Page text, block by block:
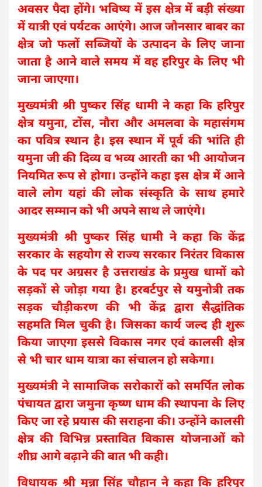
अवसर पैदा होंगे। भविष्य में इस क्षेत्र में बड़ी संख्या
में यात्री एवं पर्यटक आएंगे। आज जौनसार बाबर का
क्षेत्र जो फलों सब्जियों के उत्पादन के लिए जाना
जाता है आने वाले समय में वह हरिपुर के लिए भी
जाना जाएगा।
मुख्यमंत्री श्री पुष्कर सिंह धामी ने कहा कि हरिपुर
क्षेत्र यमुना, टोंस, नौरा और अमलवा के महासंगम
का पवित्र स्थान है। इस स्थान में पूर्व की भांति ही
यमुना जी की दिव्य व भव्य आरती का भी आयोजन
नियमित रूप से होगा। उन्होंने कहा इस क्षेत्र में आने
वाले लोग यहां की लोक संस्कृति के साथ हमारे
आदर सम्मान को भी अपने साथ ले जाएंगे।
मुख्यमंत्री श्री पुष्कर सिंह धामी ने कहा कि केंद्र
सरकार के सहयोग से राज्य सरकार निरंतर विकास
के पद पर अग्रसर है उत्तराखंड के प्रमुख धामों को
सड़कों से जोड़ा गया है। हरबर्टपुर से यमुनोत्री तक
सड़क चौड़ीकरण की भी केंद्र द्वारा सैद्धांतिक
सहमति मिल चुकी है। जिसका कार्य जल्द ही शुरू
किया जाएगा इससे विकास नगर एवं कालसी क्षेत्र
से भी चार धाम यात्रा का संचालन हो सकेगा।
मुख्यमंत्री ने सामाजिक सरोकारों को समर्पित लोक
पंचायत द्वारा जमुना कृष्ण धाम की स्थापना के लिए
किए जा रहे प्रयास की सराहना की। उन्होंने कालसी
क्षेत्र की विभिन्न प्रस्तावित विकास योजनाओं को
शीघ्र आगे बढ़ाने की बात भी कही।
विधायक श्री मुन्ना सिंह चौहान ने कहा कि हरिपुर